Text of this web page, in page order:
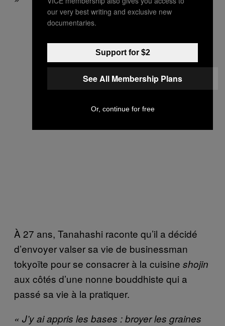
À 27 ans, Tanahashi raconte qu’il a décidé
d’envoyer valser sa vie de businessman
tokyoïte pour se consacrer à la cuisine shojin
aux côtés d’une nonne bouddhiste qui a
passé sa vie à la pratiquer.
« J’y ai appris les bases : broyer les graines
our very best writing and exclusive new
documentaries.
Support for $2
See All Membership Plans
Or, continue for free